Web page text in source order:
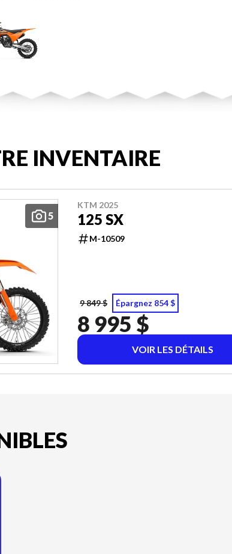
INVENTAIRE
5
KTM 2025
125 SX
M-10509
9 849 $ Épargnez 854 $
8 995 $
VOIR LES DÉTAILS